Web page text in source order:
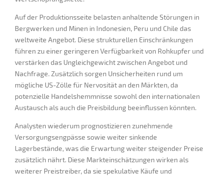
Auf der Produktionsseite belasten anhaltende Störungen in
Bergwerken und Minen in Indonesien, Peru und Chile das
weltweite Angebot. Diese strukturellen Einschränkungen
führen zu einer geringeren Verfügbarkeit von Rohkupfer und
verstärken das Ungleichgewicht zwischen Angebot und
Nachfrage. Zusätzlich sorgen Unsicherheiten rund um
mögliche US-Zölle für Nervosität an den Märkten, da
potenzielle Handelshemmnisse sowohl den internationalen
Austausch als auch die Preisbildung beeinflussen könnten.
Analysten wiederum prognostizieren zunehmende
Versorgungsengpässe sowie weiter sinkende
Lagerbestände, was die Erwartung weiter steigender Preise
zusätzlich nährt. Diese Markteinschätzungen wirken als
weiterer Preistreiber, da sie spekulative Käufe und